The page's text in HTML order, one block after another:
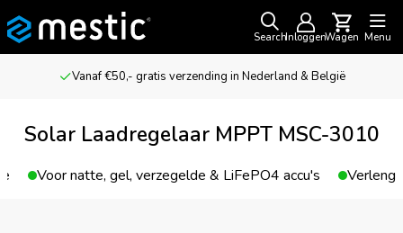
SearchInloggenWagen Menu
Vanaf €50,- gratis verzending in Nederland & België
Solar Laadregelaar MPPT MSC-3010
Voor natte, gel, verzegelde & LiFePO4 accu's